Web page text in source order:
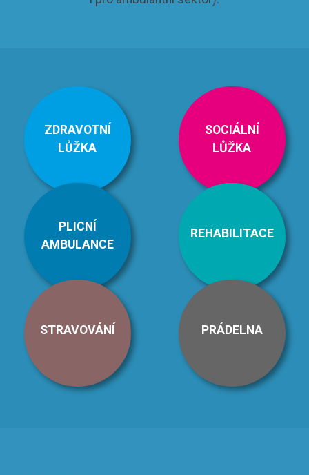
ZDRAVOTNÍ
LŮŽKA
SOCIÁLNÍ
LŮŽKA
PLICNÍ
AMBULANCE
REHABILITACE
STRAVOVÁNÍ PRÁDELNA